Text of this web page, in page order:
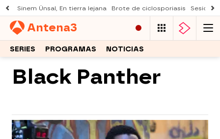
Sinem Ünsal, En tierra lejana Brote de ciclosporiasis Sesión
Antena3
SERIES PROGRAMAS NOTICIAS
Black Panther